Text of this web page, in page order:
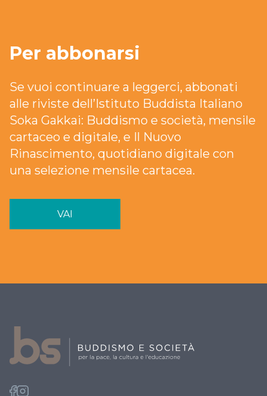
Per abbonarsi
Se vuoi continuare a leggerci, abbonati
alle riviste dell’Istituto Buddista Italiano
Soka Gakkai: Buddismo e società, mensile
cartaceo e digitale, e Il Nuovo
Rinascimento, quotidiano digitale con
una selezione mensile cartacea.
VAI